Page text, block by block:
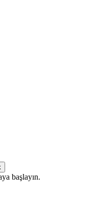
başlayın.